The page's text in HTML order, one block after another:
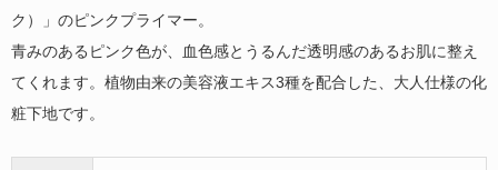
ク）」のピンクプライマー。
青みのあるピンク色が、血色感とうるんだ透明感のあるお肌に整え
てくれます。植物由来の美容液エキス3種を配合した、大人仕様の化
粧下地です。